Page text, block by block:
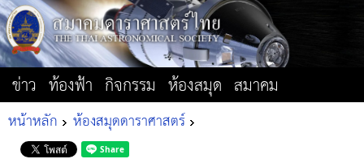
ข่าว ท้องฟ้า กิจกรรม ห้องสมุด สมาคม
หน้าหลัก ห้องสมุดดาราศาสตร์